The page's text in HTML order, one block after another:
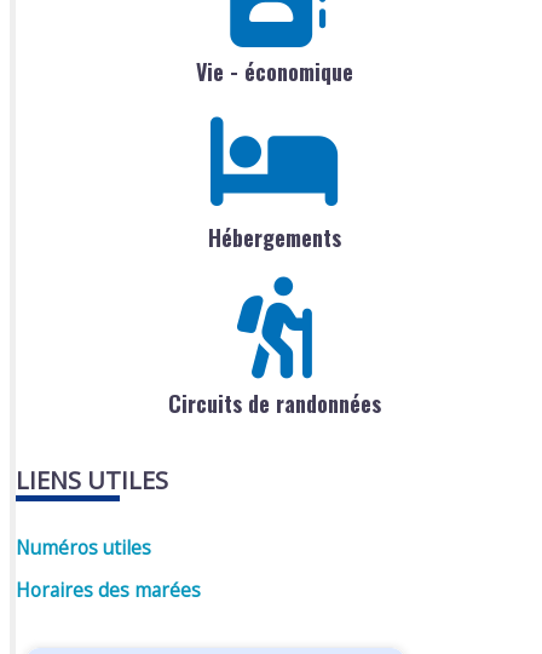
Vie - économique
Hébergements
Circuits de randonnées
LIENS UTILES
Numéros utiles
Horaires des marées